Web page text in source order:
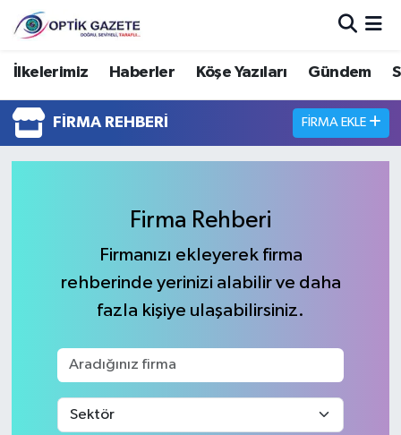
İlkelerimiz Haberler Köşe Yazıları Gündem
FIRMA REHBERI FIRMA EKLE
Firma Rehberi
Firmanızı ekleyerek firma
rehberinde yerinizi alabilir ve daha
fazla kişiye ulaşabilirsiniz.
Nöbetçi Eczaneler
Hava Durumu
İstanbul Namaz Vakitleri
Süper Lig Puan Durumu ve Fikstür
Haber Arşivi